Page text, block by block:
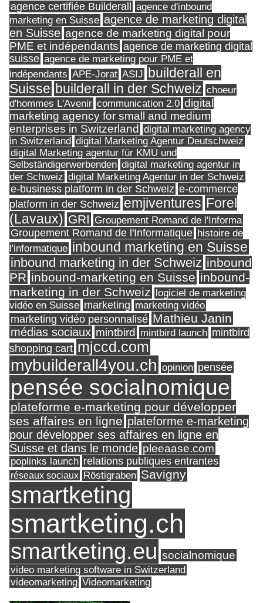
agence certifiée Builderall
agence d'inbound
marketing en Suisse agence de marketing digital
en Suisse agence de marketing digital pour
PME et indépendants agence de marketing digital
suisse agence de marketing pour PME et
indépendants APE-Jorat ASIJ builderall en
Suisse builderall in der Schweiz choeur
d'hommes L'Avenir communication 2.0 digital
marketing agency for small and medium
enterprises in Switzerland digital marketing agency
in Switzerland digital Marketing Agentur Deutschweiz
digital Marketing agentur für KMU und
Selbständigerwerbenden digital marketing agentur in
der Schweiz digital Marketing Agentur in der Schweiz
e-business platform in der Schweiz e-commerce
platform in der Schweiz emjiventures Forel
(Lavaux) GRI Groupement Romand de l'Informa
Groupement Romand de l'Informatique histoire de
l'informatique inbound marketing en Suisse
inbound marketing in der Schweiz inbound
PR inbound-marketing en Suisse inbound-
marketing in der Schweiz logiciel de marketing
vidéo en Suisse marketing marketing vidéo
marketing vidéo personnalisé Mathieu Janin
médias sociaux mintbird mintbird launch mintbird
shopping cart mjccd.com
mybuilderall4you.ch opinion pensée
pensée socialnomique
plateforme e-marketing pour développer
ses affaires en ligne plateforme e-marketing
pour développer ses affaires en ligne en
Suisse et dans le monde pleeaase.com
poplinks launch relations publiques entrantes
réseaux sociaux Röstigraben Savigny
smartketing
smartketing.ch
smartketing.eu socialnomique
video marketing software in Switzerland
videomarketing Videomarketing